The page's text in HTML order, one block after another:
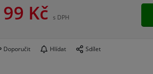
99 Kč s DPH
Doporučit Hlídat Sdílet